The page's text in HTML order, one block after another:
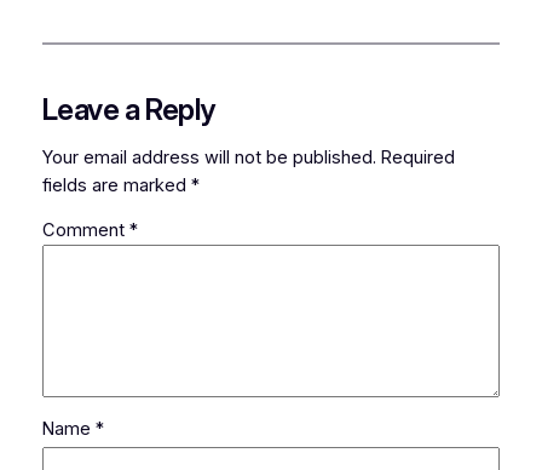
Leave a Reply
Your email address will not be published. Required
fields are marked *
Comment *
Name *